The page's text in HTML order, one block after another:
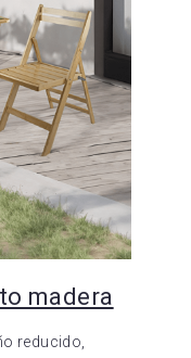
madera
reducido,